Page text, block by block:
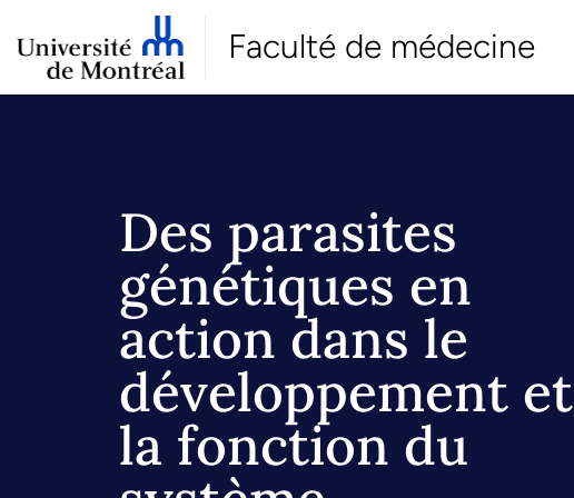
Faculté de médecine
Des parasites
génétiques en
action dans le
développement et
la fonction du